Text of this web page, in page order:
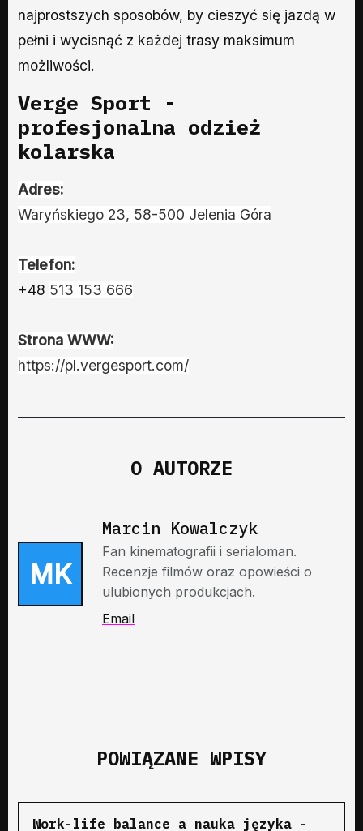
najprostszych sposobów, by cieszyć się jazdą w
pełni i wycisnąć z każdej trasy maksimum
możliwości.
Verge Sport -
profesjonalna odzież
kolarska
Adres:
Waryńskiego 23, 58-500 Jelenia Góra
Telefon:
+48 513 153 666
Strona WWW:
https://pl.vergesport.com/
O AUTORZE
MK
Marcin Kowalczyk
Fan kinematografii i serialoman.
Recenzje filmów oraz opowieści o
ulubionych produkcjach.
Email
POWIĄZANE WPISY
Work-life balance a nauka języka -